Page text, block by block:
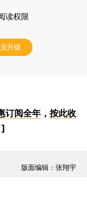
读权限
升级
订阅全年， 按此收
]
版面编辑：张翔宇